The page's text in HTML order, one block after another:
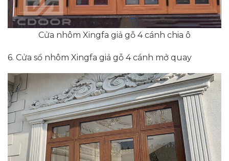
Cửa nhôm Xingfa giả gỗ 4 cánh chia ô
6. Cửa sổ nhôm Xingfa giả gỗ 4 cánh mở quay